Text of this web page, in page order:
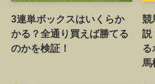
3連単ボックスはいくらか
かる？全通り買えば勝てる
のかを検証！
競
説
る
馬